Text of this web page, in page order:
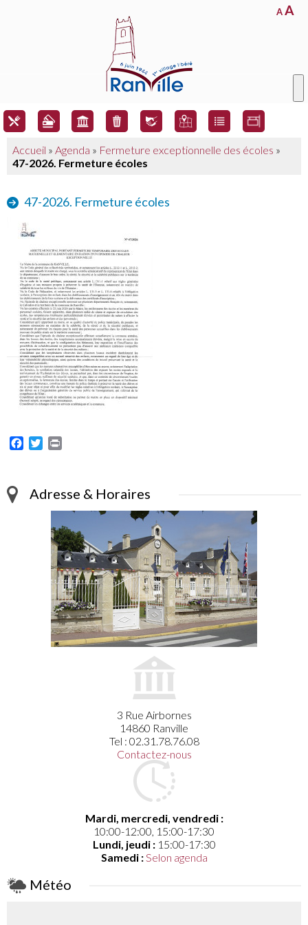
AA
Accueil » Agenda » Fermeture exceptionnelle des écoles »
47-2026. Fermeture écoles
47-2026. Fermeture écoles
Facebook
Twitter
Adresse & Horaires
3 Rue Airbornes
14860 Ranville
Tel : 02.31.78.76.08
Contactez-nous
Mardi, mercredi, vendredi :
10:00-12:00, 15:00-17:30
Lundi, jeudi :15:00-17:30
Samedi :Selon agenda
Météo